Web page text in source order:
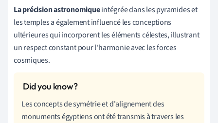
La précision astronomiqueintégrée dans les pyramides et
les temples a également influencé les conceptions
ultérieures qui incorporent les éléments célestes, illustrant
un respect constant pour l'harmonie avec les forces
cosmiques.
Les concepts de symétrie et d'alignement des
monuments égyptiens ont été transmis à travers les